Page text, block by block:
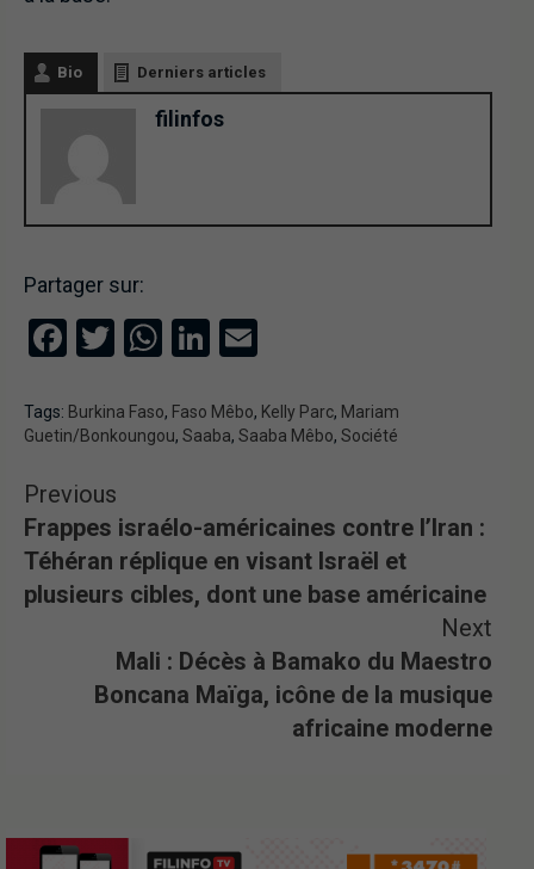
Bio Derniers articles
filinfos
Partager sur:
Facebook
Twitter
WhatsApp
LinkedIn
Tags: Burkina Faso, Faso Mêbo, Kelly Parc, Mariam
Guetin/Bonkoungou, Saaba, Saaba Mêbo, Société
Previous
Frappes israélo-américaines contre l’Iran :
Téhéran réplique en visant Israël et
plusieurs cibles, dont une base américaine
Next
Mali : Décès à Bamako du Maestro
Boncana Maïga, icône de la musique
africaine moderne